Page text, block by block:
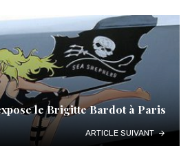
le Brigitte Bardot à Paris
ARTICLE SUIVANT